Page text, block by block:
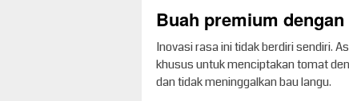
Buah premium
Inovasi rasa ini tidak berdiri sendiri.
khusus untuk menciptakan tomat
dan tidak meninggalkan bau langu.